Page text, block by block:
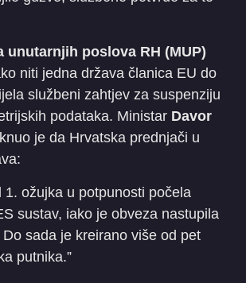
unutarnjih poslova RH (MUP)
niti jedna država članica EU do
službeni zahtjev za suspenziju
podataka. Ministar Davor
je da Hrvatska prednjači u
1. ožujka u potpunosti počela
sustav, iako je obveza nastupila
sada je kreirano više od pet
putnika.”